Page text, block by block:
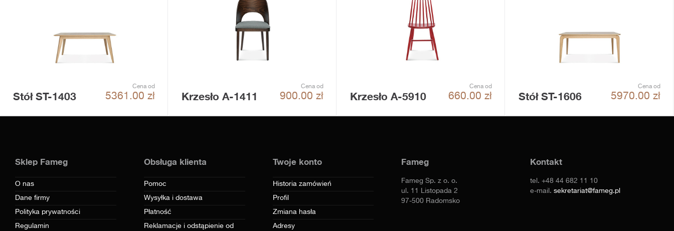
Stół ST-1403
Cena od
5361.00 zł Krzesło A-1411
Cena od
900.00 zł Krzesło A-5910
Cena od
660.00 zł Stół ST-1606
Cena od
5970.00 zł
Sklep Fameg
O nas
Dane firmy
Polityka prywatności
Regulamin
Obsługa klienta
Pomoc
Wysyłka i dostawa
Płatność
Reklamacje i odstąpienie od
Twoje konto
Historia zamówień
Profil
Zmiana hasła
Adresy
Fameg
Fameg Sp. z o. o.
ul. 11 Listopada 2
97-500 Radomsko
Kontakt
tel.+48 44 682 11 10
e-mail.sekretariat@fameg.pl